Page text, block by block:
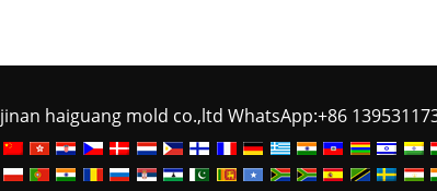
jinan haiguang mold co.,ltd WhatsApp:+86